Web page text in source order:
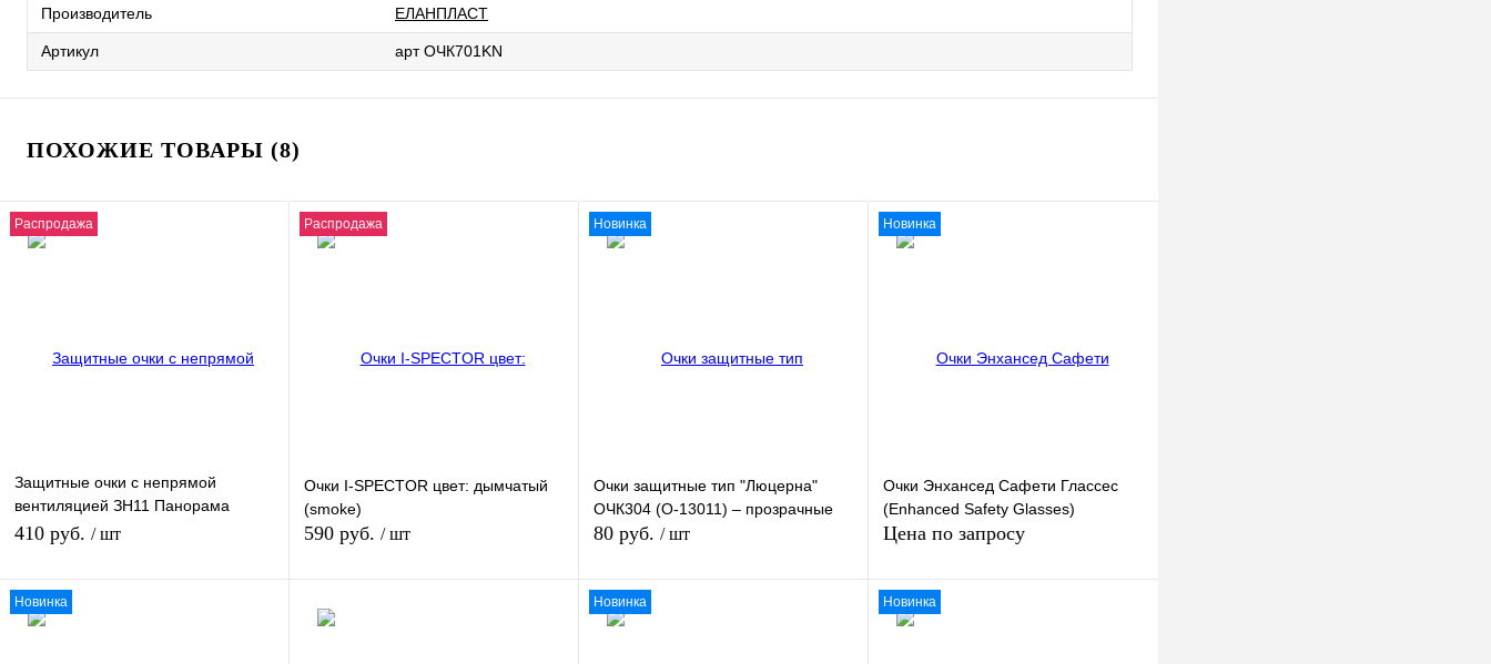
Производитель ЕЛАНПЛАСТ
Артикул арт ОЧК701KN
ПОХОЖИЕ ТОВАРЫ (8)
Распродажа
Защитные очки с непрямой
вентиляцией ЗН11 Панорама
Стронг Гласс (PANORAMA Strong
410 руб. / шт
Распродажа
Очки I-SPECTOR цвет: дымчатый
(smoke)
590 руб. / шт
Новинка
Очки защитные тип "Люцерна"
ОЧК304 (О-13011) – прозрачные
80 руб. / шт
Новинка
Очки Энхансед Сафети Глассес
(Enhanced Safety Glasses)
Цена по запросу
Новинка Новинка Новинка